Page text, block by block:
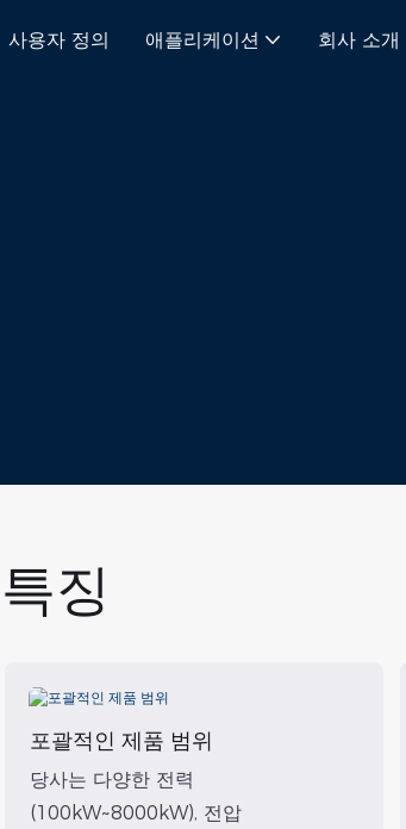
사용자 정의 애플리케이션 회사 소개
징
포괄적인 제품 범위
당사는 다양한 전력
(100kW~8000kW), 전압